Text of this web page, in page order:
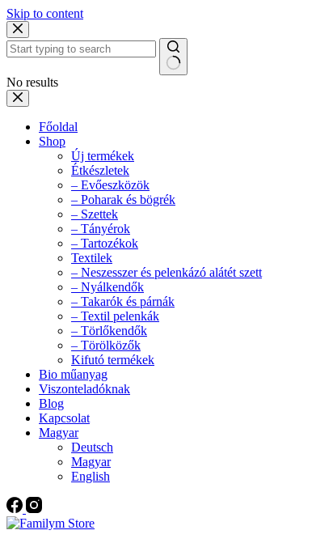
Skip to content
No results
Főoldal
Shop
Új termékek
Étkészletek
– Evőeszközök
– Poharak és bögrék
– Szettek
– Tányérok
– Tartozékok
Textilek
– Neszesszer és pelenkázó alátét szett
– Nyálkendők
– Takarók és párnák
– Textil pelenkák
– Törlőkendők
– Törölközők
Kifutó termékek
Bio műanyag
Viszonteladóknak
Blog
Kapcsolat
Magyar
Deutsch
Magyar
English